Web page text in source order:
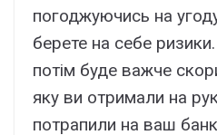
погоджуючись на
берете на себе
потім буде важче
яку ви отримали на
потрапили на ваш